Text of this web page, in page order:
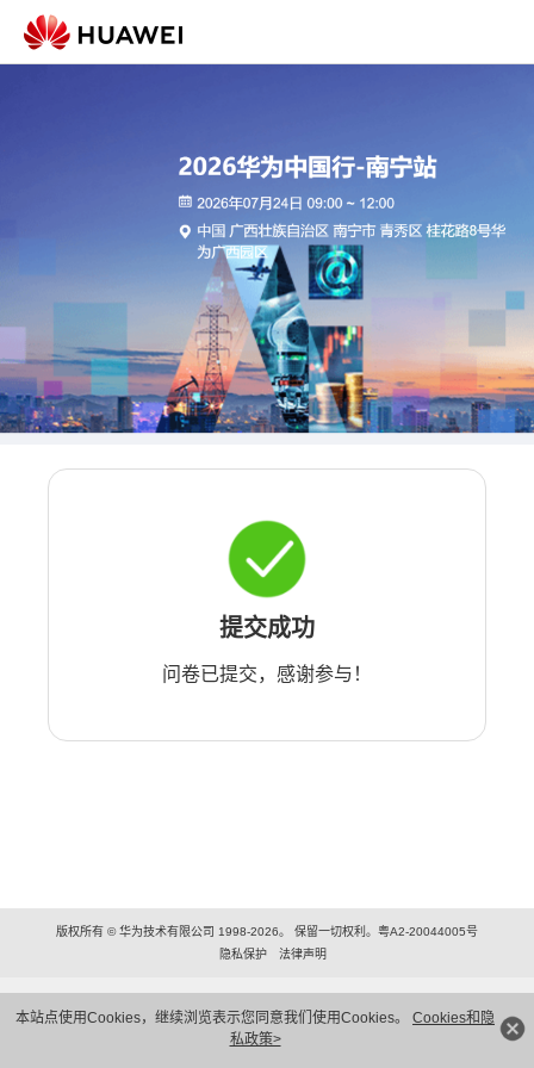
本站点使用Cookies，继续浏览表示您同意我们使用Cookies。 Cookies和隐
私政策>
提交成功
问卷已提交，感谢参与！
版权所有 © 华为技术有限公司 1998-2026。 保留一切权利。粤A2-20044005号
隐私保护
法律声明